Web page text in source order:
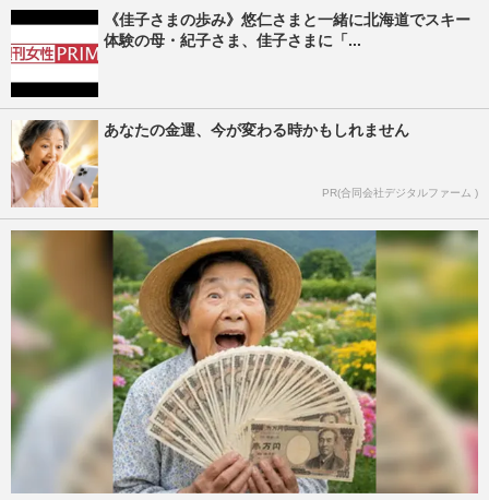
《佳子さまの歩み》悠仁さまと一緒に北海道でスキー
体験の母・紀子さま、佳子さまに「...
あなたの金運、今が変わる時かもしれません
PR(合同会社デジタルファーム )